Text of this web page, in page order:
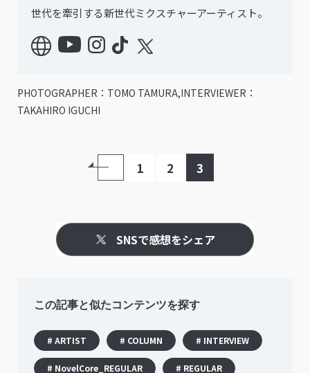
世代を牽引する新世代ミクスチャーアーティスト。
PHOTOGRAPHER：TOMO TAMURA,INTERVIEWER：
TAKAHIRO IGUCHI
1 2 3
SNSで感想をシェア
この記事と似たコンテンツを探す
# ARTIST # COLUMN # INTERVIEW
# NovelCore_REGULAR # REGULAR